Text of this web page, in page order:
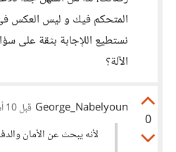
المتحكم فيك و ليس العكس في
نستطيع اللإجابة بثقة على
الآلة؟
0
George_Nabelyoun قبل 10 أشهر
لأنه يبحث عن الأمان